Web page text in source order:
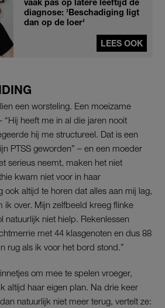
diagnose: 'Beschadiging ligt
dan op de loer'
LEES OOK
een worsteling. Een moeizame
heeft me in al die jaren nooit
hij me structureel. Dat is een
PTSS geworden” – en een moeder
serieus neemt, maken het niet
kwam niet voor in haar
altijd te horen dat alles aan mij lag,
ik over. Mijn zelfbeeld kreeg flinke
natuurlijk niet hielp. Rekenlessen
met 44 klasgenoten en dus 88
rug als ik voor het bord stond.”
om mee te spelen vroeger,
altijd haar eigen plan. Na drie keer
natuurlijk niet meer terug, vertelt ze: